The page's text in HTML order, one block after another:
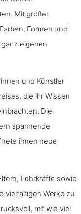
Mit großer
Formen und
eigenen
und Künstler
die ihr Wissen
Die
spannende
ihnen neue
Lehrkräfte sowie
vielfältigen Werke zu
mit wie viel